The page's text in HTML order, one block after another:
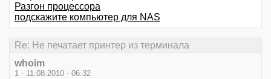
Разгон процессора
подскажите компьютер для NAS
Re: Не печатает принтер из терминала
whoim
1 - 11.08.2010 - 06:32